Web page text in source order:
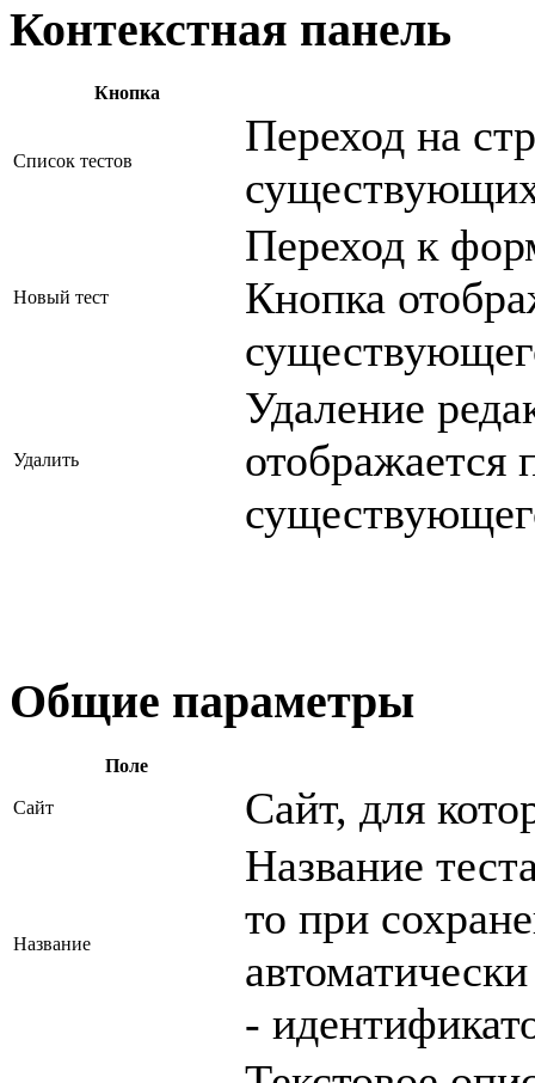
Контекстная панель
Кнопка
Список тестов
Переход на
Новый тест
Переход к
Кнопка
Удалить
Удаление
отображается
Общие параметры
Поле
Сайт Сайт, для
Название
Название
то при
-